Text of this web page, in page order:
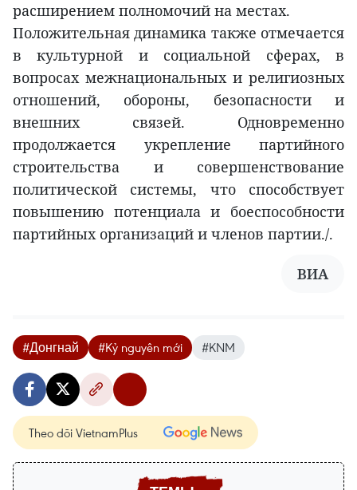
расширением полномочий на местах.
Положительная динамика также отмечается
в культурной и социальной сферах, в
вопросах межнациональных и религиозных
отношений, обороны, безопасности и
внешних связей. Одновременно
продолжается укрепление партийного
строительства и совершенствование
политической системы, что способствует
повышению потенциала и боеспособности
партийных организаций и членов партии./.
ВИА
#Донгнай #Kỷ nguyên mới #KNM
Theo dõi VietnamPlus